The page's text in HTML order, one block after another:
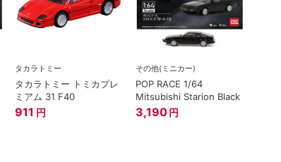
タカラトミー
タカラトミー トミカプレ
ミアム 31 F40
911 円
その他(ミニカー)
POP RACE 1/64
Mitsubishi Starion Black
3,190 円